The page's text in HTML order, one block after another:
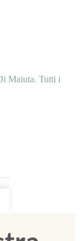
Maiuta. Tutti i